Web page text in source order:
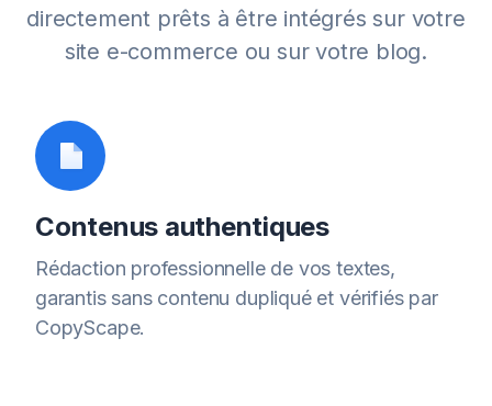
directement prêts à être intégrés sur votre
site e-commerce ou sur votre blog.
Contenus authentiques
Rédaction professionnelle de vos textes,
garantis sans contenu dupliqué et vérifiés par
CopyScape.